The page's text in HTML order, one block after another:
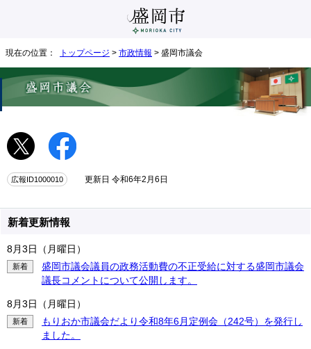
現在の位置： トップページ > 市政情報 > 盛岡市議会
広報ID1000010 更新日 令和6年2月6日
新着更新情報
8月3日（月曜日）
新着
盛岡市議会議員の政務活動費の不正受給に対する盛岡市議会
議長コメントについて公開します。
8月3日（月曜日）
新着
もりおか市議会だより令和8年6月定例会（242号）を発行し
ました。